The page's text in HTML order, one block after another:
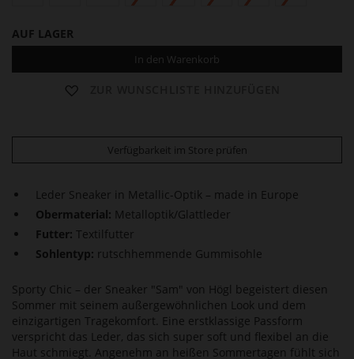
AUF LAGER
In den Warenkorb
Verfügbarkeit im Store prüfen
Leder Sneaker in Metallic-Optik – made in Europe
Obermaterial: Metalloptik/Glattleder
Futter: Textilfutter
Sohlentyp: rutschhemmende Gummisohle
Sporty Chic – der Sneaker "Sam" von Högl begeistert diesen
Sommer mit seinem außergewöhnlichen Look und dem
einzigartigen Tragekomfort. Eine erstklassige Passform
verspricht das Leder, das sich super soft und flexibel an die
Haut schmiegt. Angenehm an heißen Sommertagen fühlt sich